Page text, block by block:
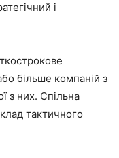
і
більше компаній з
з них. Спільна
тактичного